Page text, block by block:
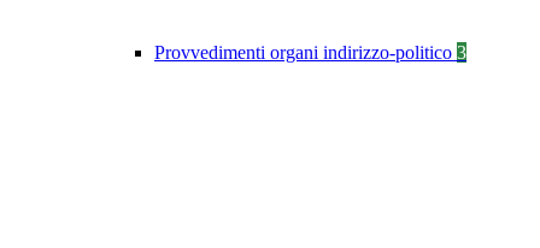
Provvedimenti organi indirizzo-politico 3